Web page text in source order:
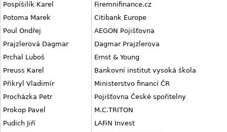
Pospíšilík Karel
Firemnifinance.cz
Potoma Marek
Citibank Europe
Poul Ondřej
AEGON Pojišťovna
Prajzlerová Dagmar
Dagmar Prajzlerova
Prchal Luboš
Ernst & Young
Preuss Karel
Bankovní institut vysoká škola
Přikryl Vladimír
Ministerstvo financí ČR
Procházka Petr
Pojišťovna České spořitelny
Prokop Pavel
M.C.TRITON
Pudich Jiří
LAFiN Invest